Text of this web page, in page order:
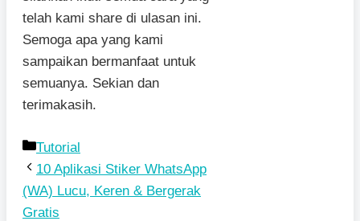
telah kami share di ulasan ini.
Semoga apa yang kami
sampaikan bermanfaat untuk
semuanya. Sekian dan
terimakasih.
Kategori
Tutorial
10 Aplikasi Stiker WhatsApp
(WA) Lucu, Keren & Bergerak
Gratis